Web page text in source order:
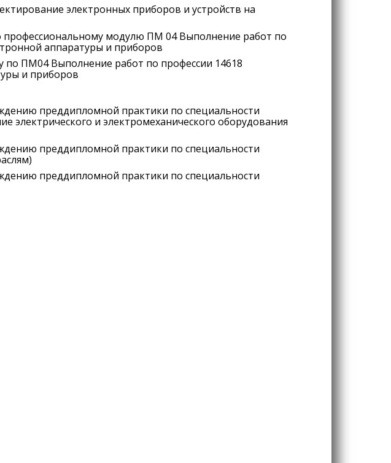
электронных приборов и устройств на
профессиональному модулю ПМ 04 Выполнение работ по
аппаратуры и приборов
по ПМ04 Выполнение работ по профессии 14618
и приборов
преддипломной практики по специальности
электрического и электромеханического оборудования
преддипломной практики по специальности
преддипломной практики по специальности